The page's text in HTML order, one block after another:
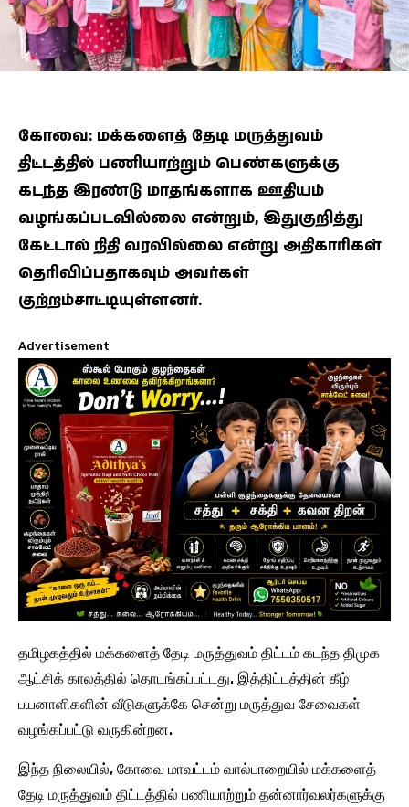
கோவை: மக்களைத் தேடி மருத்துவம்
திட்டத்தில் பணியாற்றும் பெண்களுக்கு
கடந்த இரண்டு மாதங்களாக ஊதியம்
வழங்கப்படவில்லை என்றும், இதுகுறித்து
கேட்டால் நிதி வரவில்லை என்று அதிகாரிகள்
தெரிவிப்பதாகவும் அவர்கள்
குற்றம்சாட்டியுள்ளனர்.
Advertisement
தமிழகத்தில் மக்களைத் தேடி மருத்துவம் திட்டம் கடந்த திமுக
ஆட்சிக் காலத்தில் தொடங்கப்பட்டது. இத்திட்டத்தின் கீழ்
பயனாளிகளின் வீடுகளுக்கே சென்று மருத்துவ சேவைகள்
வழங்கப்பட்டு வருகின்றன.
இந்த நிலையில், கோவை மாவட்டம் வால்பாறையில் மக்களைத்
தேடி மருத்துவம் திட்டத்தில் பணியாற்றும் தன்னார்வலர்களுக்கு